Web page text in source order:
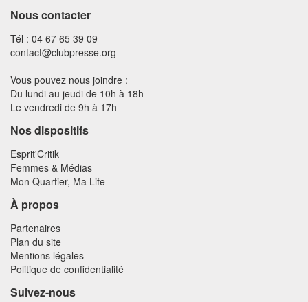
Nous contacter
Tél : 04 67 65 39 09
contact@clubpresse.org
Vous pouvez nous joindre :
Du lundi au jeudi de 10h à 18h
Le vendredi de 9h à 17h
Nos dispositifs
Esprit'Critik
Femmes & Médias
Mon Quartier, Ma Life
À propos
Partenaires
Plan du site
Mentions légales
Politique de confidentialité
Suivez-nous